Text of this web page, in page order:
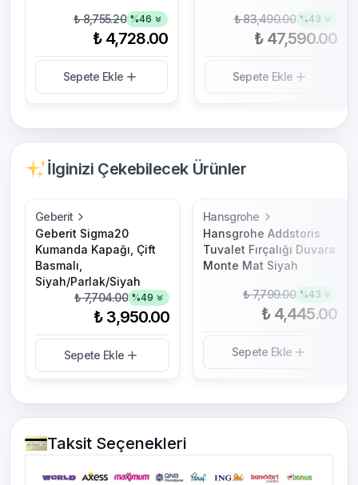
₺ 8,755.20 %46
₺ 4,728.00
Sepete Ekle
₺ 83,490.00 %43
₺ 47,590.00
Sepete Ekle
İlginizi Çekebilecek Ürünler
Geberit
Geberit Sigma20
Kumanda Kapağı, Çift
Basmalı,
Siyah/Parlak/Siyah
₺ 7,704.00 %49
₺ 3,950.00
Sepete Ekle
Hansgrohe
Hansgrohe Addstoris
Tuvalet Fırçalığı Duvara
Monte Mat Siyah
₺ 7,799.00 %43
₺ 4,445.00
Sepete Ekle
Taksit Seçenekleri